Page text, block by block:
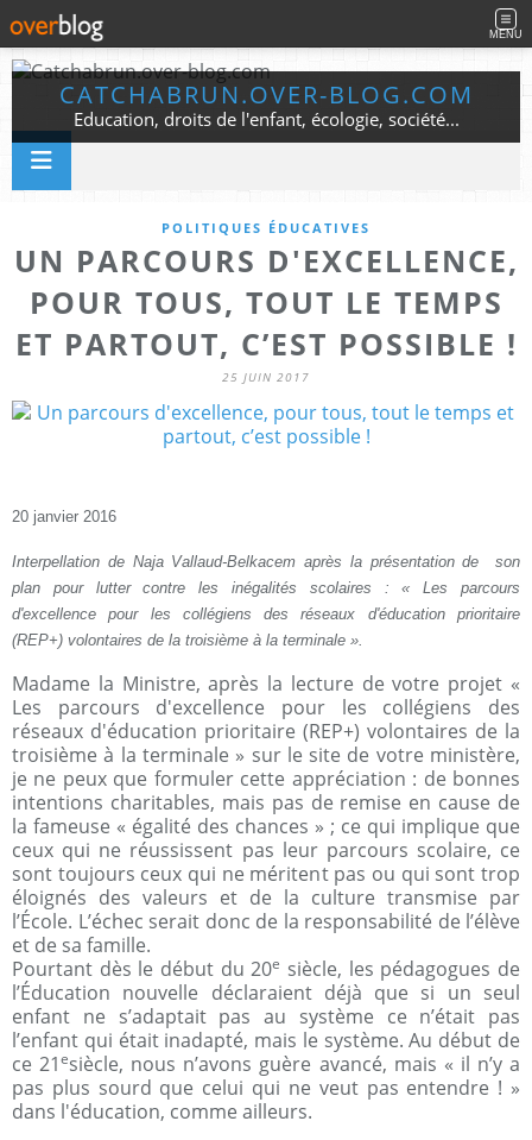
MENU
CATCHABRUN.OVER-BLOG.COM
Education, droits de l'enfant, écologie, société...
POLITIQUES ÉDUCATIVES
UN PARCOURS D'EXCELLENCE,
POUR TOUS, TOUT LE TEMPS
ET PARTOUT, C’EST POSSIBLE !
25 JUIN 2017
20 janvier 2016
Interpellation de Naja Vallaud-Belkacem après la présentation de son
plan pour lutter contre les inégalités scolaires : « Les parcours
d'excellence pour les collégiens des réseaux d'éducation prioritaire
(REP+) volontaires de la troisième à la terminale ».
Madame la Ministre, après la lecture de votre projet «
Les parcours d'excellence pour les collégiens des
réseaux d'éducation prioritaire (REP+) volontaires de la
troisième à la terminale » sur le site de votre ministère,
je ne peux que formuler cette appréciation : de bonnes
intentions charitables, mais pas de remise en cause de
la fameuse « égalité des chances » ; ce qui implique que
ceux qui ne réussissent pas leur parcours scolaire, ce
sont toujours ceux qui ne méritent pas ou qui sont trop
éloignés des valeurs et de la culture transmise par
l’École. L’échec serait donc de la responsabilité de l’élève
et de sa famille.
Pourtant dès le début du 20e siècle, les pédagogues de
l’Éducation nouvelle déclaraient déjà que si un seul
enfant ne s’adaptait pas au système ce n’était pas
l’enfant qui était inadapté, mais le système. Au début de
ce 21esiècle, nous n’avons guère avancé, mais « il n’y a
pas plus sourd que celui qui ne veut pas entendre ! »
dans l'éducation, comme ailleurs.